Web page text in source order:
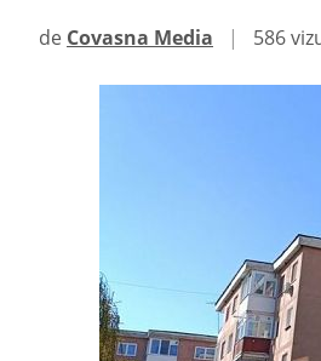
de Covasna Media | 586